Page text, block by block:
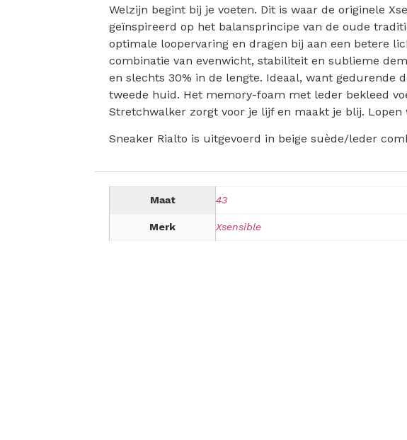
Welzijn begint bij je voeten. Dit is waar de originele
geïnspireerd op het balansprincipe van de oude
optimale loopervaring en dragen bij aan een betere
combinatie van evenwicht, stabiliteit en sublieme
en slechts 30% in de lengte. Ideaal, want gedurende
tweede huid. Het memory-foam met leder bekleed
Stretchwalker zorgt voor je lijf en maakt je blij. Lopen
Sneaker Rialto is uitgevoerd in beige suède/leder
Maat 43
Merk Xsensible